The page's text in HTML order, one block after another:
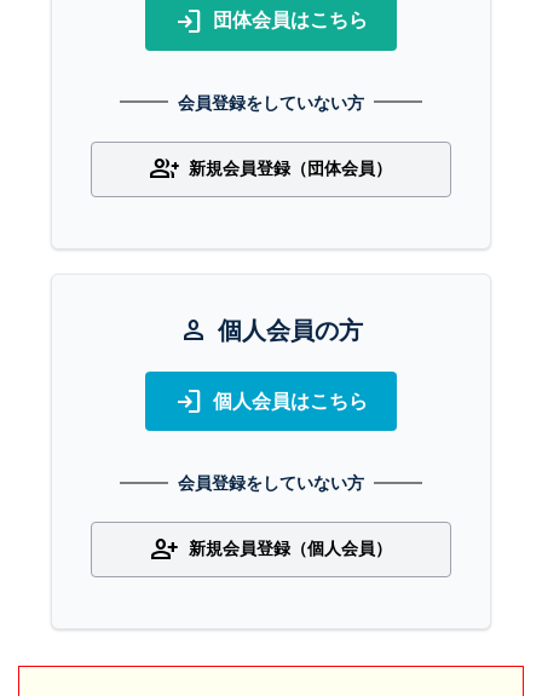
login 団体会員はこちら
会員登録をしていない方
group_add 新規会員登録（団体会員）
person 個人会員の方
login 個人会員はこちら
会員登録をしていない方
person_add 新規会員登録（個人会員）